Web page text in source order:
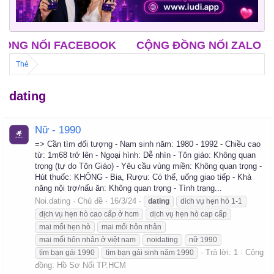
FACEBOOK CỘNG ĐỒNG NỐI ZALO CLB
Thẻ
dating
Nữ - 1990
=> Cần tìm đối tượng - Nam sinh năm: 1980 - 1992 - Chiều cao
từ: 1m68 trở lên - Ngoại hình: Dễ nhìn - Tôn giáo: Không quan
trọng (tự do Tôn Giáo) - Yêu cầu vùng miền: Không quan trọng -
Hút thuốc: KHÔNG - Bia, Rượu: Có thể, uống giao tiếp - Khả
năng nội trợ/nấu ăn: Không quan trọng - Tình trạng...
Noi.dating
Chủ đề 16/3/24 dating
dich vụ hẹn hò 1-1
dịch vụ hẹn hò cao cấp ở hcm
dịch vụ hẹn hò cap cấp
mai mối hẹn hò
mai mối hôn nhân
mai mối hôn nhân ở việt nam
noidating
nữ 1990
tìm bạn gái 1990
tìm bạn gái sinh năm 1990 Trả lời: 1
Cộng
đồng: Hồ Sơ Nối TP.HCM